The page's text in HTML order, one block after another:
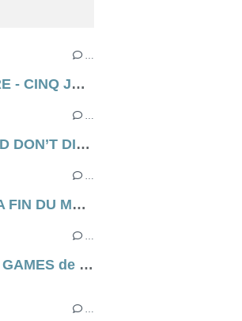
…
SORCIÈRE - CINQ JOURS EN ENFER (aka THE RECKONING en VO) de Neil Marshall [critique]
…
THE DEAD DON’T DIE de Jim Jarmusch [Cannes Express]
…
JUSTE LA FIN DU MONDE de Xavier Dolan, ce soir, à 21h05 sur France 2...
…
HUNGER GAMES de Gary Ross, ce soir à 21h05 sur C8...
…